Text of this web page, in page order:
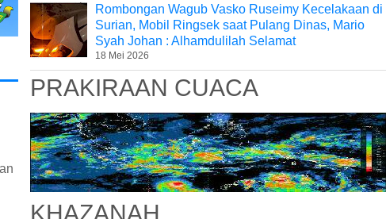
Rombongan Wagub Vasko Ruseimy Kecelakaan di
Surian, Mobil Ringsek saat Pulang Dinas, Mario
Syah Johan : Alhamdulilah Selamat
18 Mei 2026
PRAKIRAAN CUACA
KHAZANAH